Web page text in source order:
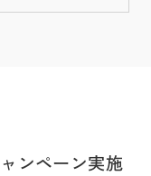
ンペーン実施